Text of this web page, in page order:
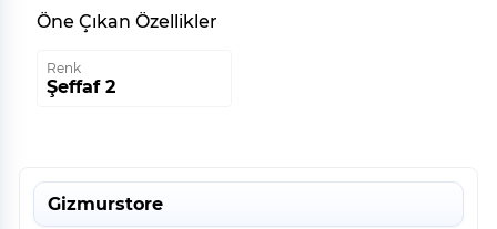
Öne Çıkan Özellikler
Renk
Şeffaf 2
Gizmurstore